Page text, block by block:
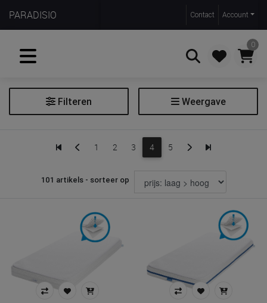
PARADISIO Contact Account
0
Zoeken
Filteren Weergave
€ 550
In voorraad
1 2 3 4 5
101 artikels - sorteer op